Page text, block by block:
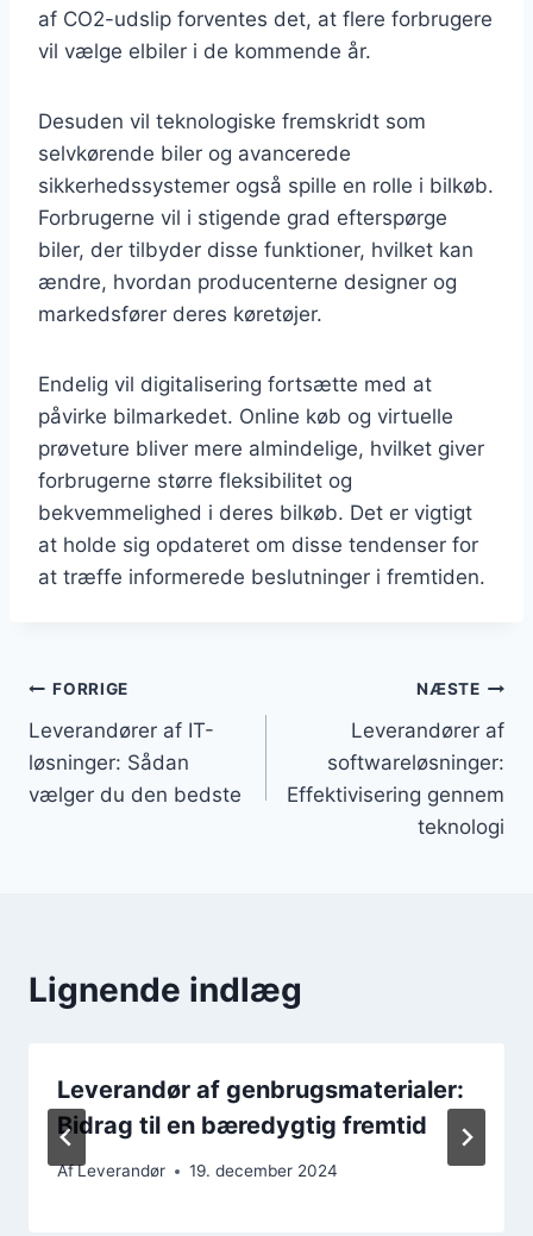
af CO2-udslip forventes det, at flere forbrugere
vil vælge elbiler i de kommende år.
Desuden vil teknologiske fremskridt som
selvkørende biler og avancerede
sikkerhedssystemer også spille en rolle i bilkøb.
Forbrugerne vil i stigende grad efterspørge
biler, der tilbyder disse funktioner, hvilket kan
ændre, hvordan producenterne designer og
markedsfører deres køretøjer.
Endelig vil digitalisering fortsætte med at
påvirke bilmarkedet. Online køb og virtuelle
prøveture bliver mere almindelige, hvilket giver
forbrugerne større fleksibilitet og
bekvemmelighed i deres bilkøb. Det er vigtigt
at holde sig opdateret om disse tendenser for
at træffe informerede beslutninger i fremtiden.
Indlægsnavigation
FORRIGE
Leverandører af IT-
løsninger: Sådan
vælger du den bedste
NÆSTE
Leverandører af
softwareløsninger:
Effektivisering gennem
teknologi
Lignende indlæg
Leverandør af genbrugsmaterialer:
Bidrag til en bæredygtig fremtid
AfLeverandør 19. december 2024